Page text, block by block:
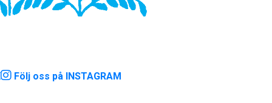
Följ oss på INSTAGRAM